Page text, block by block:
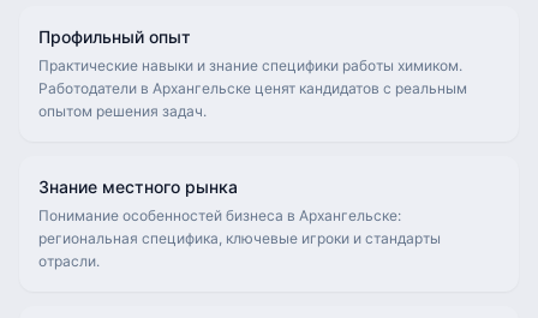
Профильный опыт
Практические навыки и знание специфики работы химиком.
Работодатели в Архангельске ценят кандидатов с реальным
опытом решения задач.
Знание местного рынка
Понимание особенностей бизнеса в Архангельске:
региональная специфика, ключевые игроки и стандарты
отрасли.